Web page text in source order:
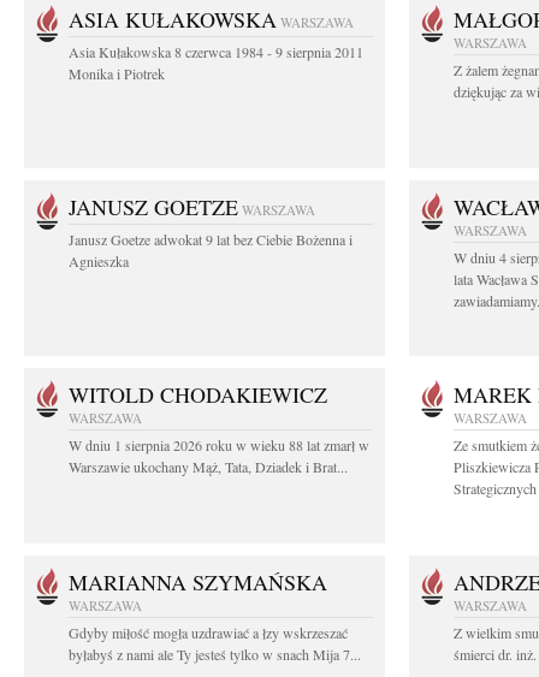
ASIA KUŁAKOWSKA WARSZAWA
Asia Kułakowska 8 czerwca 1984 - 9 sierpnia 2011
Monika i Piotrek
WARSZAWA
Z żalem
dziękując za
JANUSZ GOETZE WARSZAWA
Janusz Goetze adwokat 9 lat bez Ciebie Bożenna i
Agnieszka
WARSZAWA
W dniu 4
lata Wacława
WITOLD CHODAKIEWICZ
WARSZAWA
W dniu 1 sierpnia 2026 roku w wieku 88 lat zmarł w
Warszawie ukochany Mąż, Tata, Dziadek i Brat...
MAREK
WARSZAWA
Ze smutkiem
Pliszkiewicza
MARIANNA SZYMAŃSKA
WARSZAWA
Gdyby miłość mogła uzdrawiać a łzy wskrzeszać
byłabyś z nami ale Ty jesteś tylko w snach Mija 7...
WARSZAWA
Z wielkim
śmierci dr.